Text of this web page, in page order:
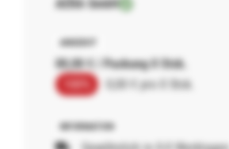
AERA GmbH
00,00 € / Packung 0 Stck.
0,00 € pro 0 Stck.